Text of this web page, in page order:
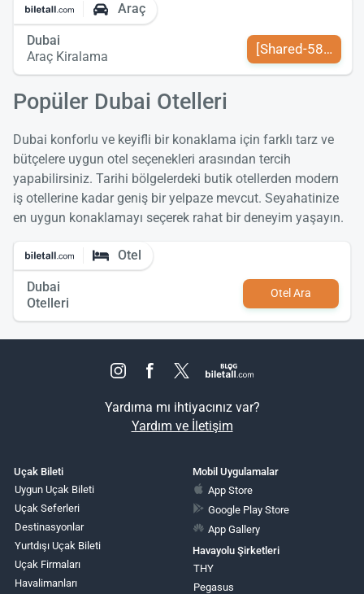
Araç
Dubai
Araç Kiralama
[Shared-589-tr-
Popüler Dubai Otelleri
Dubai konforlu ve keyifli bir konaklama için farklı tarz ve
bütçelere uygun otel seçenekleri arasından tercih
yapabilirsiniz. Tarihi bölgelerdeki butik otellerden modern
iş otellerine kadar geniş bir yelpaze mevcut. Seyahatinize
en uygun konaklamayı seçerek rahat bir deneyim yaşayın.
Otel
Dubai
Otelleri
Otel Ara
Yardıma mı ihtiyacınız var?
Yardım ve İletişim
Uçak Bileti
Uygun Uçak Bileti
Uçak Seferleri
Destinasyonlar
Yurtdışı Uçak Bileti
Uçak Firmaları
Havalimanları
Mobil Uygulamalar
App Store
Google Play Store
App Gallery
Havayolu Şirketleri
THY
Pegasus